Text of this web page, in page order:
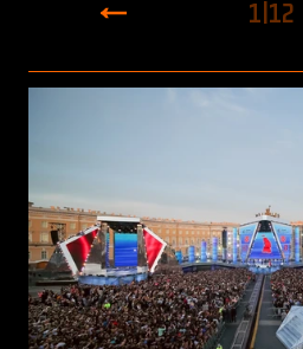
1 12